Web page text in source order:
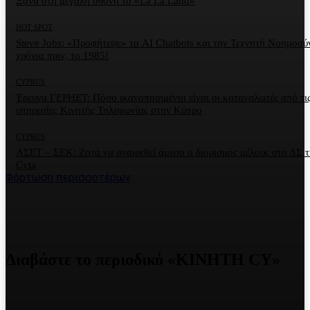
HOT SPOT
Steve Jobs: «Προφήτεψε» τα AI Chatbots και την Τεχνητή
χρόνια πριν, το 1985!
CYPRUS
Έρευνα ΓΕΡΗΕΤ: Πόσο ικανοποιημένοι είναι οι καταναλωτές από
ΑΣΕΤ – ΣΕΚ: Ζητά να αναιρεθεί άμεσα ο διορισμός μέλους στο ΔΣ